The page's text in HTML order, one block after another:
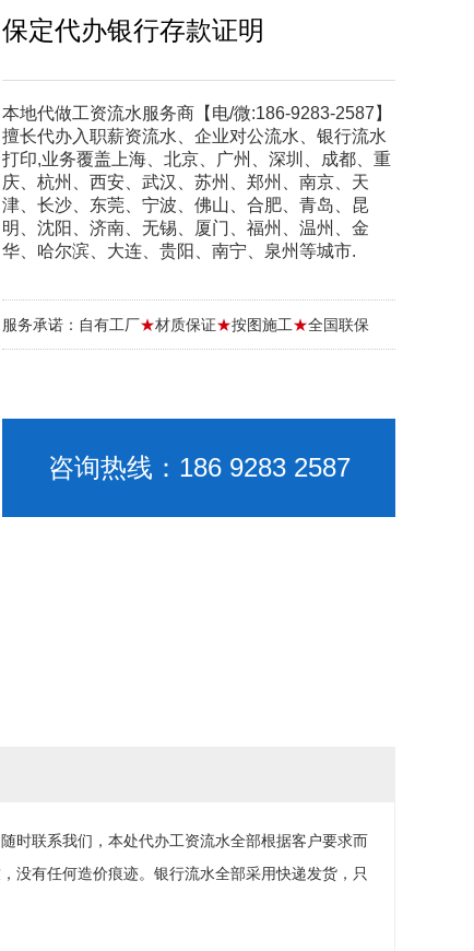
保定代办银行存款证明
本地代做工资流水服务商【电/微:186-9283-2587】
擅长代办入职薪资流水、企业对公流水、银行流水
打印,业务覆盖上海、北京、广州、深圳、成都、重
庆、杭州、西安、武汉、苏州、郑州、南京、天
津、长沙、东莞、宁波、佛山、合肥、青岛、昆
明、沈阳、济南、无锡、厦门、福州、温州、金
华、哈尔滨、大连、贵阳、南宁、泉州等城市.
服务承诺：自有工厂★材质保证★按图施工★全国联保
咨询热线：186 9283 2587
时联系我们，本处代办工资流水全部根据客户要求而
没有任何造价痕迹。银行流水全部采用快递发货，只